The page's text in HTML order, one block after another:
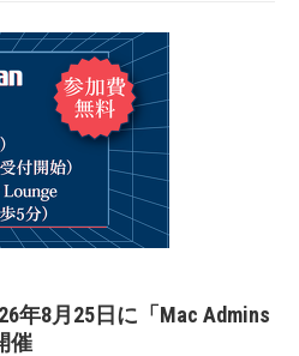
年8月25日に「Mac Admins
催